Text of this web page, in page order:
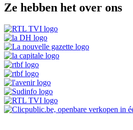
Ze hebben het over ons